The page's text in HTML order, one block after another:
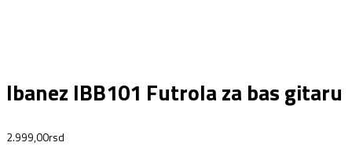
Ibanez IBB101 Futrola za bas gitaru
2.999,00rsd